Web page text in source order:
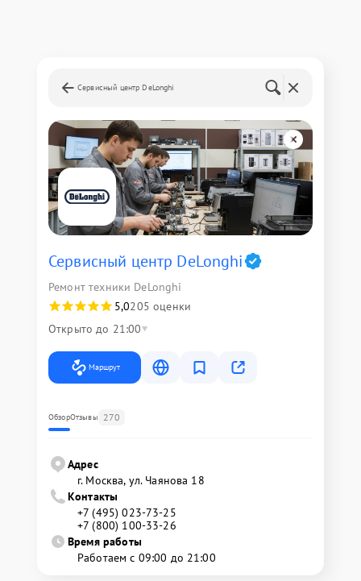
Сервисный центр DeLonghi
Сервисный центр DeLonghi
Ремонт техники DeLonghi
5,0205 оценки
Открыто до 21:00
Маршрут
ОбзорОтзывы 270
Адрес
г. Москва, ул. Чаянова 18
Контакты
+7 (495) 023-73-25
+7 (800) 100-33-26
Время работы
Работаем с 09:00 до 21:00